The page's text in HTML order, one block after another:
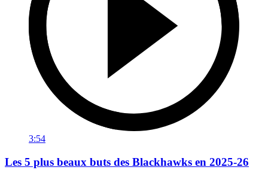
3:54
Les 5 plus beaux buts des Blackhawks en 2025-26